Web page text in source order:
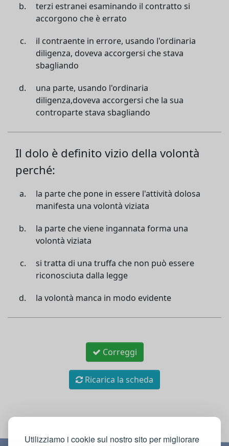
Utilizziamo i cookie sul nostro sito per migliorare
terzi estranei esaminando il contratto si
accorgono che è errato
il contraente in errore, usando l'ordinaria
diligenza, doveva accorgersi che stava
sbagliando
una parte, usando l'ordinaria
diligenza,doveva accorgersi che la sua
controparte stava sbagliando
Il dolo è definito vizio della volontà
perché:
la parte che pone in essere l'attività dolosa
manifesta una volontà viziata
la parte che viene ingannata forma una
volontà viziata
si tratta di una truffa che non può essere
riconosciuta dalla legge
la volontà manca in modo evidente
Correggi
Ricarica la scheda